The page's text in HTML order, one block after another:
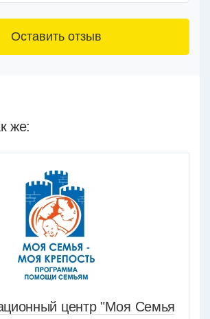
же:
центр "Моя Семья